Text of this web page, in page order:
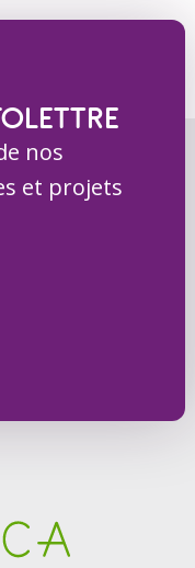
nos
et projets